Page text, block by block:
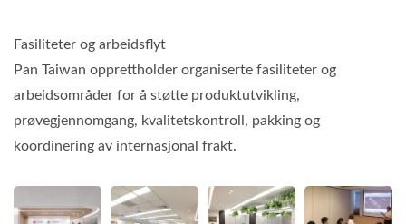
Fasiliteter og arbeidsflyt
Pan Taiwan opprettholder organiserte fasiliteter og
arbeidsområder for å støtte produktutvikling,
prøvegjennomgang, kvalitetskontroll, pakking og
koordinering av internasjonal frakt.